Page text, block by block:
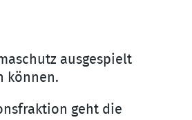
ausgespielt
können.
geht die